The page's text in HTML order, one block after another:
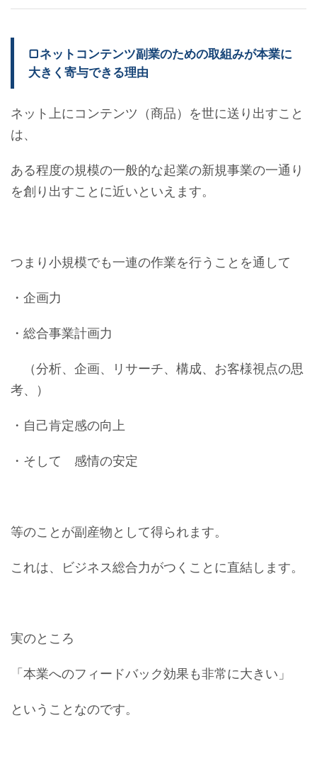
▢ネットコンテンツ副業のための取組みが本業に
大きく寄与できる理由
ネット上にコンテンツ（商品）を世に送り出すこと
は、
ある程度の規模の一般的な起業の新規事業の一通り
を創り出すことに近いといえます。
つまり小規模でも一連の作業を行うことを通して
・企画力
・総合事業計画力
（分析、企画、リサーチ、構成、お客様視点の思
考、）
・自己肯定感の向上
・そして 感情の安定
等のことが副産物として得られます。
これは、ビジネス総合力がつくことに直結します。
実のところ
「本業へのフィードバック効果も非常に大きい」
ということなのです。